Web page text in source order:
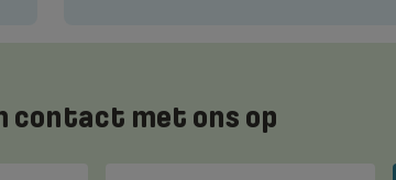
contact met ons op